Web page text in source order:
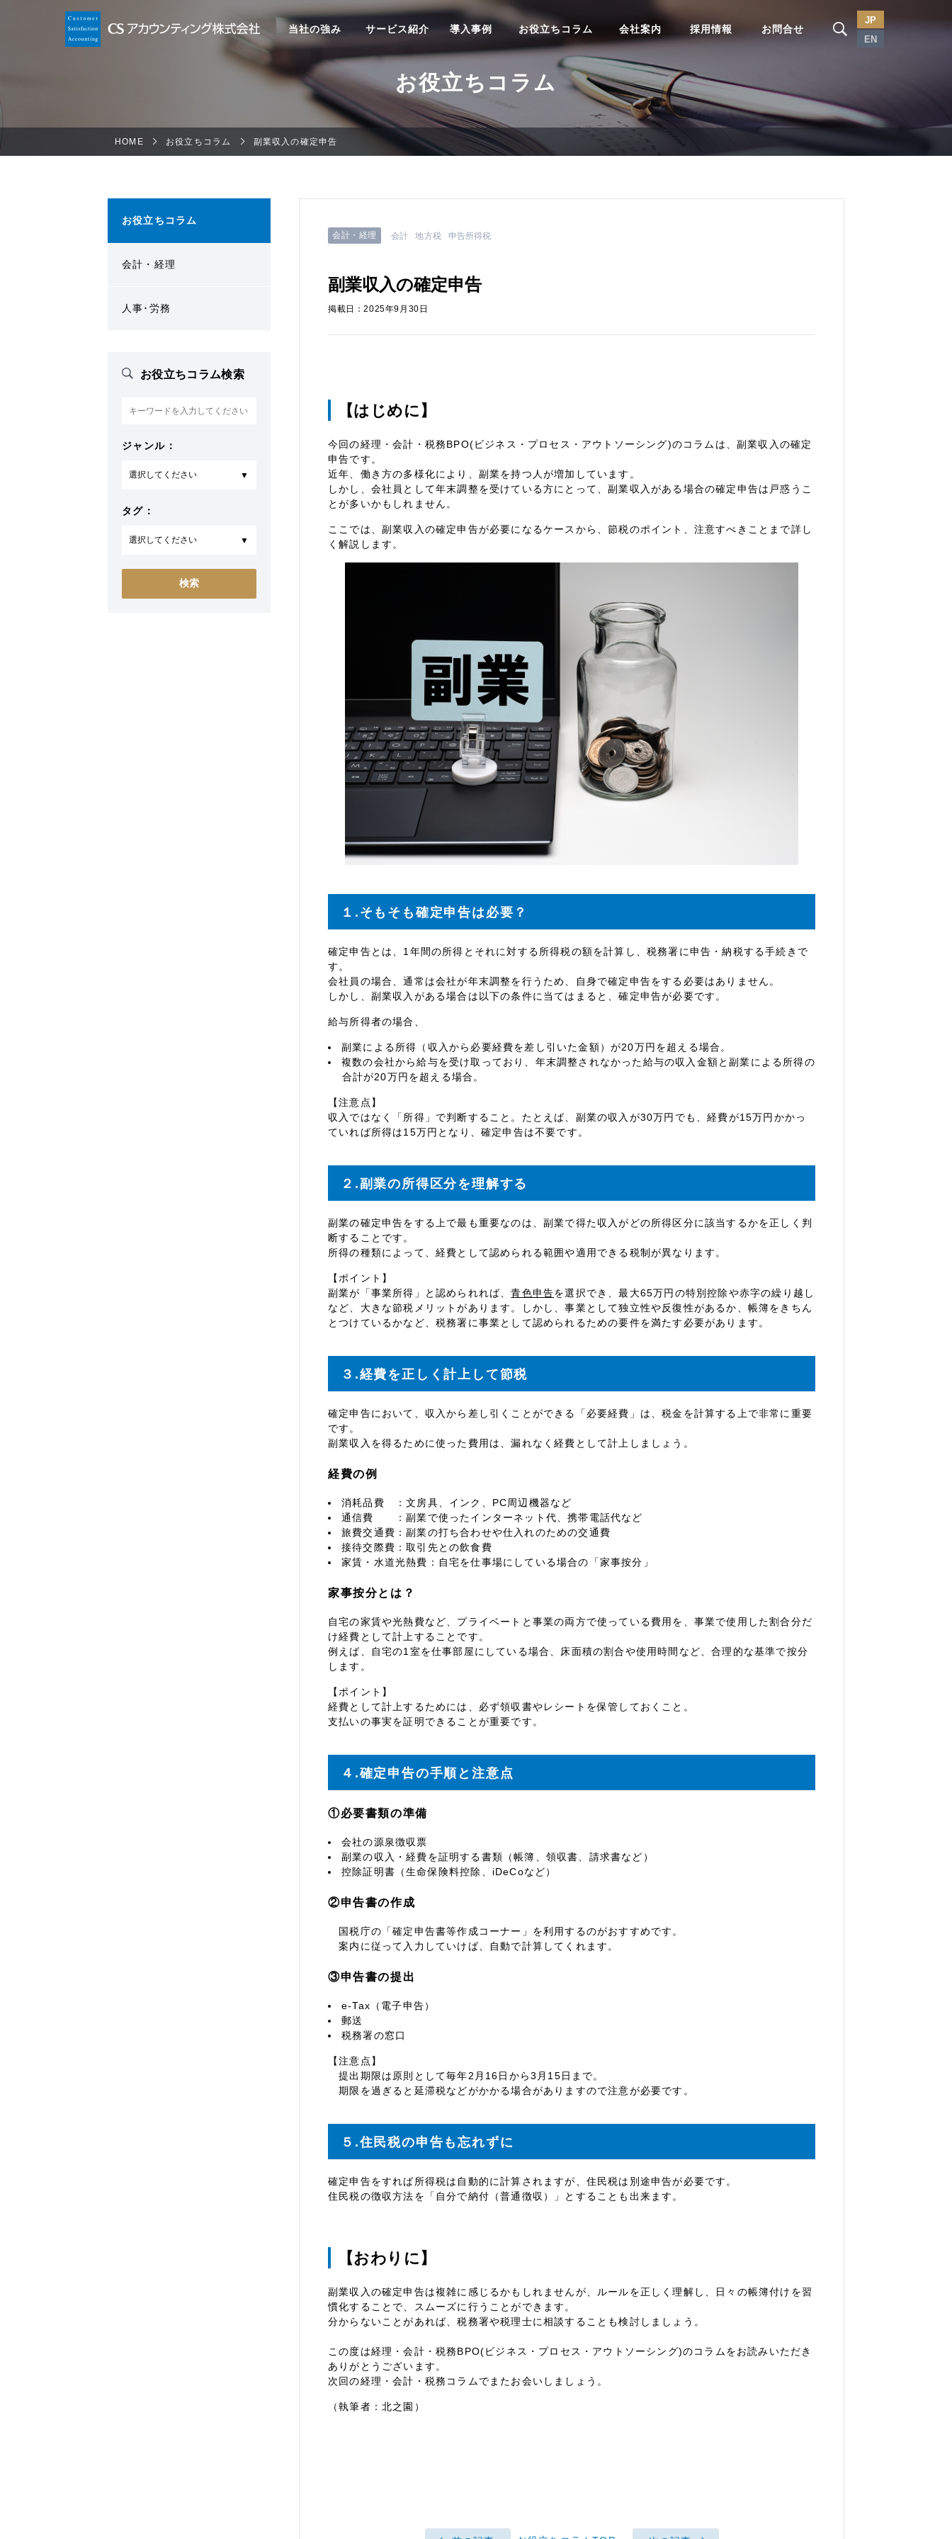
当社の強み サービス紹介 導入事例 お役立ちコラム 会社案内 採用情報 お問合せ
JP
EN
お役立ちコラム
HOME お役立ちコラム 副業収入の確定申告
お役立ちコラム
会計・経理
人事･労務
お役立ちコラム検索
ジャンル：
タグ：
会計・経理 会計 地方税 申告所得税
副業収入の確定申告
掲載日：2025年9月30日
【はじめに】
今回の経理・会計・税務BPO(ビジネス・プロセス・アウトソーシング)のコラムは、副業収入の確定
申告です。
近年、働き方の多様化により、副業を持つ人が増加しています。
しかし、会社員として年末調整を受けている方にとって、副業収入がある場合の確定申告は戸惑うこ
とが多いかもしれません。
ここでは、副業収入の確定申告が必要になるケースから、節税のポイント、注意すべきことまで詳し
く解説します。
１.そもそも確定申告は必要？
確定申告とは、1年間の所得とそれに対する所得税の額を計算し、税務署に申告・納税する手続きで
す。
会社員の場合、通常は会社が年末調整を行うため、自身で確定申告をする必要はありません。
しかし、副業収入がある場合は以下の条件に当てはまると、確定申告が必要です。
給与所得者の場合、
副業による所得（収入から必要経費を差し引いた金額）が20万円を超える場合。
複数の会社から給与を受け取っており、年末調整されなかった給与の収入金額と副業による所得の
合計が20万円を超える場合。
【注意点】
収入ではなく「所得」で判断すること。たとえば、副業の収入が30万円でも、経費が15万円かかっ
ていれば所得は15万円となり、確定申告は不要です。
２.副業の所得区分を理解する
副業の確定申告をする上で最も重要なのは、副業で得た収入がどの所得区分に該当するかを正しく判
断することです。
所得の種類によって、経費として認められる範囲や適用できる税制が異なります。
【ポイント】
副業が「事業所得」と認められれば、青色申告を選択でき、最大65万円の特別控除や赤字の繰り越し
など、大きな節税メリットがあります。しかし、事業として独立性や反復性があるか、帳簿をきちん
とつけているかなど、税務署に事業として認められるための要件を満たす必要があります。
３.経費を正しく計上して節税
確定申告において、収入から差し引くことができる「必要経費」は、税金を計算する上で非常に重要
です。
副業収入を得るために使った費用は、漏れなく経費として計上しましょう。
経費の例
消耗品費 ：文房具、インク、PC周辺機器など
通信費 ：副業で使ったインターネット代、携帯電話代など
旅費交通費：副業の打ち合わせや仕入れのための交通費
接待交際費：取引先との飲食費
家賃・水道光熱費：自宅を仕事場にしている場合の「家事按分」
家事按分とは？
自宅の家賃や光熱費など、プライベートと事業の両方で使っている費用を、事業で使用した割合分だ
け経費として計上することです。
例えば、自宅の1室を仕事部屋にしている場合、床面積の割合や使用時間など、合理的な基準で按分
します。
【ポイント】
経費として計上するためには、必ず領収書やレシートを保管しておくこと。
支払いの事実を証明できることが重要です。
４.確定申告の手順と注意点
①必要書類の準備
会社の源泉徴収票
副業の収入・経費を証明する書類（帳簿、領収書、請求書など）
控除証明書（生命保険料控除、iDeCoなど）
②申告書の作成
国税庁の「確定申告書等作成コーナー」を利用するのがおすすめです。
案内に従って入力していけば、自動で計算してくれます。
③申告書の提出
e-Tax（電子申告）
郵送
税務署の窓口
【注意点】
提出期限は原則として毎年2月16日から3月15日まで。
期限を過ぎると延滞税などがかかる場合がありますので注意が必要です。
５.住民税の申告も忘れずに
確定申告をすれば所得税は自動的に計算されますが、住民税は別途申告が必要です。
住民税の徴収方法を「自分で納付（普通徴収）」とすることも出来ます。
【おわりに】
副業収入の確定申告は複雑に感じるかもしれませんが、ルールを正しく理解し、日々の帳簿付けを習
慣化することで、スムーズに行うことができます。
分からないことがあれば、税務署や税理士に相談することも検討しましょう。
この度は経理・会計・税務BPO(ビジネス・プロセス・アウトソーシング)のコラムをお読みいただき
ありがとうございます。
次回の経理・会計・税務コラムでまたお会いしましょう。
（執筆者：北之園）